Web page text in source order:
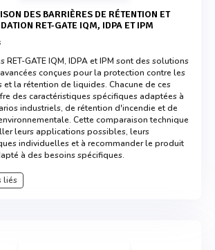
RET-GATE IQM, IDPA ET IPM
RET-GATE IQM, IDPA et IPM sont des solutions
conçues pour la protection contre les
et la rétention de liquides. Chacune de ces
des caractéristiques spécifiques adaptées à
industriels, de rétention d'incendie et de
Cette comparaison technique
leurs applications possibles, leurs
individuelles et à recommander le produit
à des besoins spécifiques.
liés